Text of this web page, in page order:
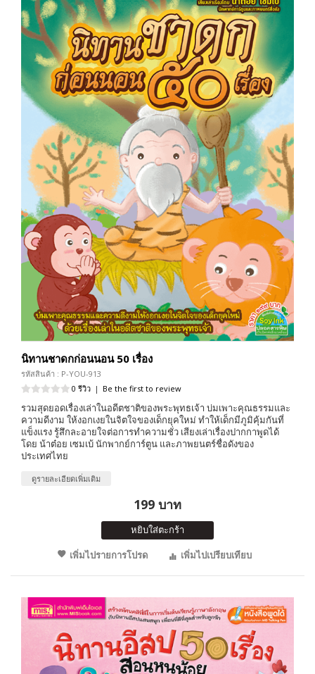
นิทานชาดกก่อนนอน 50 เรื่อง
รหัสสินค้า : P-YOU-913
0 รีวิว | Be the first to review
รวมสุดยอดเรื่องเล่าในอดีตชาติของพระพุทธเจ้า บ่มเพาะคุณธรรมและ
ความดีงาม ให้งอกเงยในจิตใจของเด็กยุคใหม่ ทำให้เด็กมีภูมิคุ้มกันที่
แข็งแรง รู้สึกละอายใจต่อการทำความชั่ว เสียงเล่าเรื่องปากกาพูดได้
โดย น้าต๋อย เซมเบ้ นักพากย์การ์ตูน และภาพยนตร์ชื่อดังของ
ประเทศไทย
ดูรายละเอียดเพิ่มเติม
199 บาท
หยิบใส่ตะกร้า
เพิ่มไปรายการโปรด
เพิ่มไปเปรียบเทียบ